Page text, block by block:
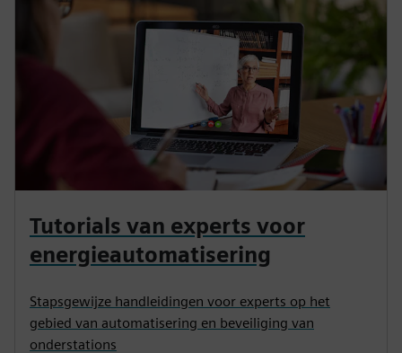
Tutorials van experts voor
energieautomatisering
Stapsgewijze handleidingen voor experts op het
gebied van automatisering en beveiliging van
onderstations